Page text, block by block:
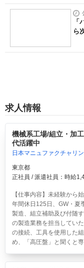
ら
求人情報
機械系工場/組立・加
代活躍中
日本マニュファクチャリ
東京都
正社員 / 派遣社員：時給
【仕事内容】未経験から
年間休日125日、GW・夏
製造、組立補助及び付随
の製造業務を担当してい
の接続、工具を使用した
め、「高圧盤」と聞くと